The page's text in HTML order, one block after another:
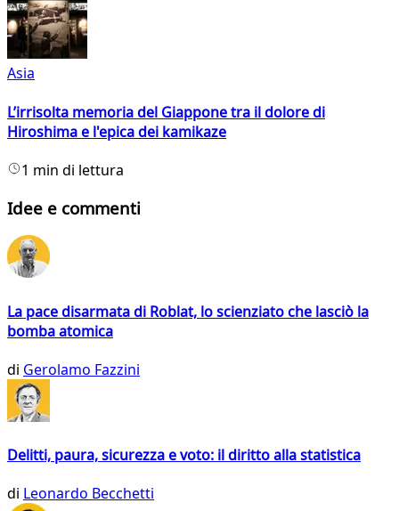
Asia
L’irrisolta memoria del Giappone tra il dolore di
Hiroshima e l'epica dei kamikaze
1 min di lettura
Idee e commenti
La pace disarmata di Roblat, lo scienziato che lasciò la
bomba atomica
di Gerolamo Fazzini
Delitti, paura, sicurezza e voto: il diritto alla statistica
di Leonardo Becchetti